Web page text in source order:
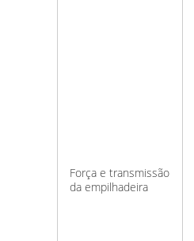
Força e transmissão
da empilhadeira